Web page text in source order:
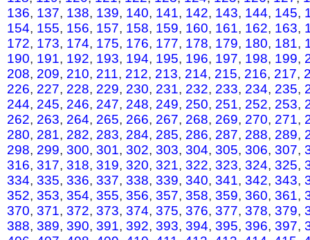
136, 137, 138, 139, 140, 141, 142, 143, 144, 145,
154, 155, 156, 157, 158, 159, 160, 161, 162, 163,
172, 173, 174, 175, 176, 177, 178, 179, 180, 181,
190, 191, 192, 193, 194, 195, 196, 197, 198, 199,
208, 209, 210, 211, 212, 213, 214, 215, 216, 217,
226, 227, 228, 229, 230, 231, 232, 233, 234, 235,
244, 245, 246, 247, 248, 249, 250, 251, 252, 253,
262, 263, 264, 265, 266, 267, 268, 269, 270, 271,
280, 281, 282, 283, 284, 285, 286, 287, 288, 289,
298, 299, 300, 301, 302, 303, 304, 305, 306, 307,
316, 317, 318, 319, 320, 321, 322, 323, 324, 325,
334, 335, 336, 337, 338, 339, 340, 341, 342, 343,
352, 353, 354, 355, 356, 357, 358, 359, 360, 361,
370, 371, 372, 373, 374, 375, 376, 377, 378, 379,
388, 389, 390, 391, 392, 393, 394, 395, 396, 397,